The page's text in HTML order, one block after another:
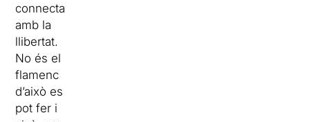
connecta
amb la
llibertat.
No és el
flamenc
d’això es
pot fer i